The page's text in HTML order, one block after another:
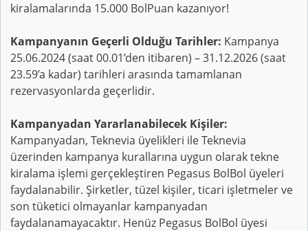
kiralamalarında 15.000 BolPuan kazanıyor!
Kampanyanın Geçerli Olduğu Tarihler: Kampanya
25.06.2024 (saat 00.01’den itibaren) – 31.12.2026 (saat
23.59’a kadar) tarihleri arasında tamamlanan
rezervasyonlarda geçerlidir.
Kampanyadan Yararlanabilecek Kişiler:
Kampanyadan, Teknevia üyelikleri ile Teknevia
üzerinden kampanya kurallarına uygun olarak tekne
kiralama işlemi gerçekleştiren Pegasus BolBol üyeleri
faydalanabilir. Şirketler, tüzel kişiler, ticari işletmeler ve
son tüketici olmayanlar kampanyadan
faydalanamayacaktır. Henüz Pegasus BolBol üyesi